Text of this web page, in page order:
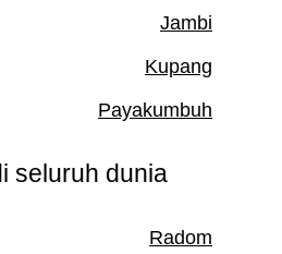
Jambi
Kupang
Payakumbuh
seluruh dunia
Radom